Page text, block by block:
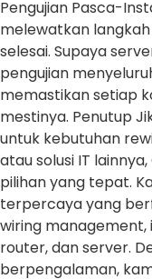
Pengujian Pasca-
melewatkan
selesai. Supaya
pengujian
memastikan setiap
mestinya. Penutup
untuk kebutuhan
atau solusi IT
pilihan yang tepat.
terpercaya yang
wiring management,
router, dan server.
berpengalaman,